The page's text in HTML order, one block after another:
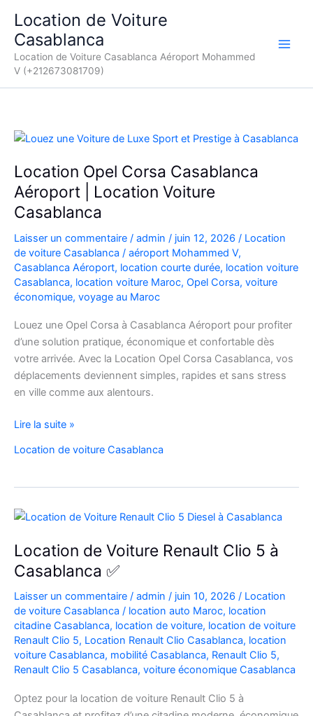
contenu
Location de Voiture
Casablanca
Location de Voiture Casablanca Aéroport Mohammed
V (+212673081709)
Location Opel Corsa Casablanca
Aéroport | Location Voiture
Casablanca
Laisser un commentaire / admin / juin 12, 2026 / Location
de voiture Casablanca / aéroport Mohammed V,
Casablanca Aéroport, location courte durée, location voiture
Casablanca, location voiture Maroc, Opel Corsa, voiture
économique, voyage au Maroc
Louez une Opel Corsa à Casablanca Aéroport pour profiter
d’une solution pratique, économique et confortable dès
votre arrivée. Avec la Location Opel Corsa Casablanca, vos
déplacements deviennent simples, rapides et sans stress
en ville comme aux alentours.
Location
Corsa
Aéroport
|
Location
Voiture
Casablanca
Lire la suite »
Location de voiture Casablanca
Location de Voiture Renault Clio 5 à
Casablanca ✅
Laisser un commentaire / admin / juin 10, 2026 / Location
de voiture Casablanca / location auto Maroc, location
citadine Casablanca, location de voiture, location de voiture
Renault Clio 5, Location Renault Clio Casablanca, location
voiture Casablanca, mobilité Casablanca, Renault Clio 5,
Renault Clio 5 Casablanca, voiture économique Casablanca
Optez pour la location de voiture Renault Clio 5 à